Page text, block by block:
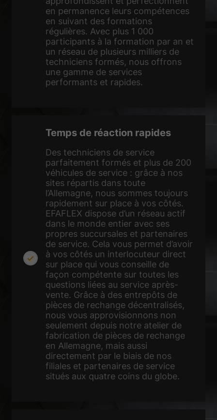
en permanence leurs compétences
en suivant des formations
régulières. Avec plus 1 000
participants à la formation par an et
un réseau de plusieurs milliers de
techniciens formés, nous offrons
une gamme de services
performants et rapides.
Temps de réaction rapides
Des techniciens de service
parfaitement formés et plus de 200
véhicules de service : grâce à nos
sites répartis dans toute
l’Allemagne, nous sommes toujours
rapidement sur place à vos côtés.
EFAFLEX dispose d’un réseau actif
dans le monde entier avec ses
propres succursales et partenaires
de service. Cela vous permet d’avoir
à vos côtés un interlocuteur direct
sur place qui vous conseille de
façon compétente sur toutes les
questions liées au service après-
vente. Grâce à des entrepôts de
pièces de rechange décentralisés,
nous vous approvisionnons non
seulement depuis notre atelier de
fabrication de pièces de rechange
en Allemagne, mais aussi
directement par le biais de nos
filiales et partenaires de service
situés aux quatre coins du globe.
Accepter tout Enregistrer
Accepter uniquement les cookies essentiels
Retour
Préférence de confidentialité
Essentiels (1)
Les cookies essentiels permettent des fonctions de base et sont
Statistiques (2)
anonyme. Ces informations nous aident à comprendre la façon dont les
visiteurs utilisent notre site Web.
Afficher les informations du cookie
Médias externes (3)
Le contenu des plateformes vidéo est bloqué par défaut. Si les cookies
de médias externes sont acceptés, l'accès à ces contenus ne nécessite
plus un consentement manuel.
Afficher les informations du cookie
Politique de confidentialité